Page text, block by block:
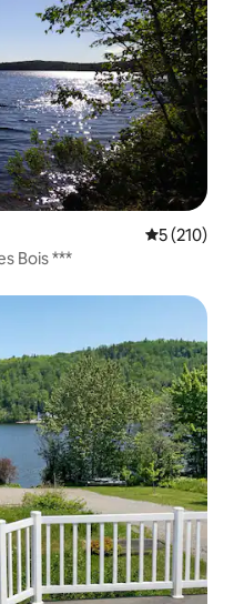
appréciés
Évaluation
5 (210)
Bois ***